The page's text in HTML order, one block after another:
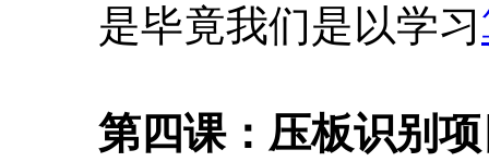
是毕竟我们是以学习
第四课：压板识别